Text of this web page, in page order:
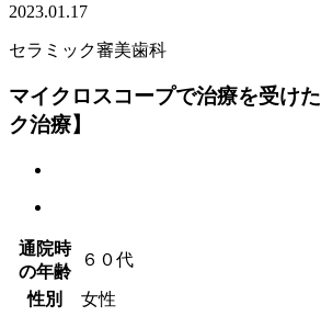
2023.01.17
セラミック審美歯科
マイクロスコープで治療を受け
ク治療】
通院時
の年齢
６０代
性別
女性